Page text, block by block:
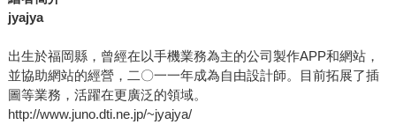
jyajya
出生於福岡縣，曾經在以手機業務為主的公司製作APP和網站，
並協助網站的經營，二〇一一年成為自由設計師。目前拓展了插
圖等業務，活躍在更廣泛的領域。
http://www.juno.dti.ne.jp/~jyajya/